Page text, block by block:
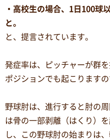
・高校生の場合、1日100球
と。
と、提言されています。
発症率は、ピッチャーが群
ポジションでも起こりますの
野球肘は、進行すると肘の
は骨の一部剥離（はくり）
し、この野球肘の始まりは